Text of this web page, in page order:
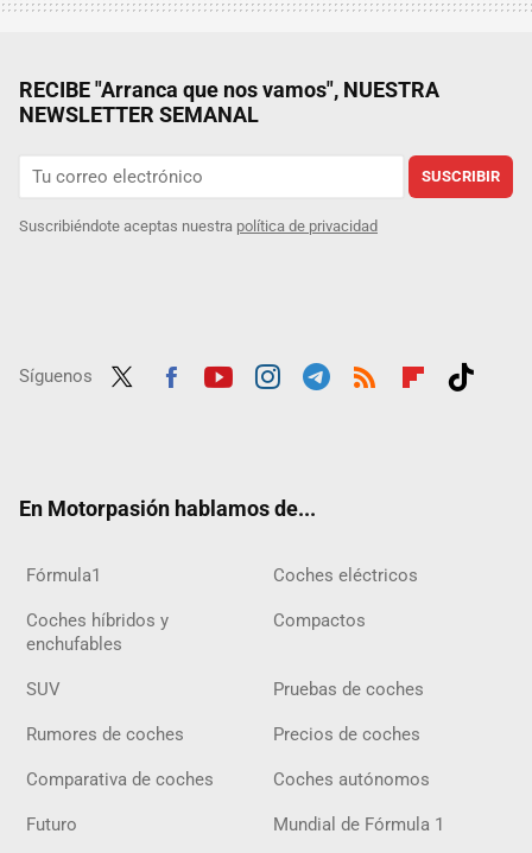
RECIBE "Arranca que nos vamos", NUESTRA
NEWSLETTER SEMANAL
SUSCRIBIR
Suscribiéndote aceptas nuestra política de privacidad
Síguenos
En Motorpasión hablamos de...
Fórmula1 Coches eléctricos
Coches híbridos y
enchufables
Compactos
SUV Pruebas de coches
Rumores de coches Precios de coches
Comparativa de coches Coches autónomos
Futuro Mundial de Fórmula 1